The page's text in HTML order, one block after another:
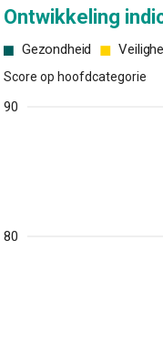
Ontwikkeling
Score op hoofdcategorie
Gezondheid
80
90